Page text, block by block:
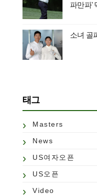
파만파'
소녀 골
태그
Masters
News
US여자오픈
US오픈
Video